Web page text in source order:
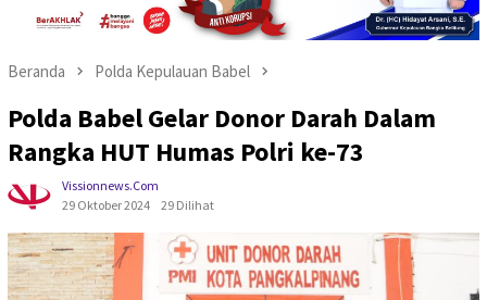
Beranda Polda Kepulauan Babel
Polda Babel Gelar Donor Darah Dalam
Rangka HUT Humas Polri ke-73
Vissionnews.com
29 Oktober 2024
29 Dilihat